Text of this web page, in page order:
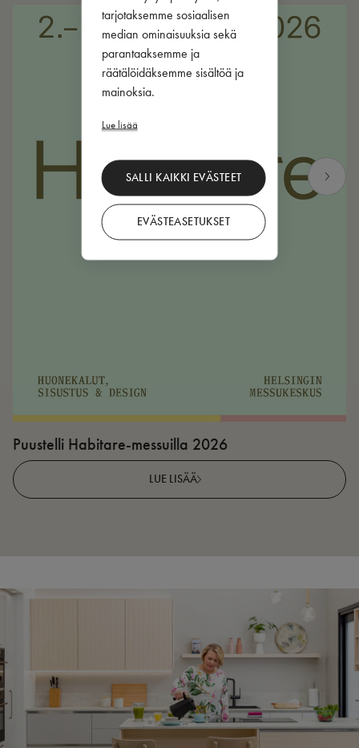
tarjotaksemme sosiaalisen
median ominaisuuksia sekä
parantaaksemme ja
räätälöidäksemme sisältöä ja
mainoksia.
Lue lisää
SALLI KAIKKI EVÄSTEET
EVÄSTEASETUKSET
Puustelli Habitare-messuilla 2026
LUE LISÄÄ